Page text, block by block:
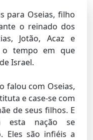
para Oseias, filho
o reinado dos
Jotão, Acaz e
o tempo em que
Israel.
falou com Oseias,
e case-se com
de seus filhos. E
esta nação se
Eles são infiéis a